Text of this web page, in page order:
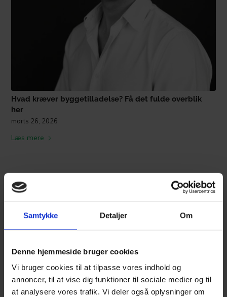
Samtykke Detaljer Om
Denne hjemmeside bruger cookies
Vi bruger cookies til at tilpasse vores indhold og
annoncer, til at vise dig funktioner til sociale medier og til
at analysere vores trafik. Vi deler også oplysninger om
Hvad kræver byggetilladelse? Få det fulde overblik
her
marts 26, 2026
Læs mere